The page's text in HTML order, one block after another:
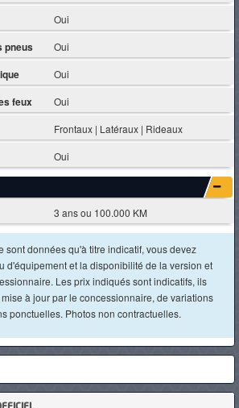
Oui
pneus Oui
Oui
feux Oui
Frontaux | Latéraux | Rideaux
Oui
3 ans ou 100.000 KM
sont données qu'à titre indicatif, vous devez
d'équipement et la disponibilité de la version et
Les prix indiqués sont indicatifs, ils
à jour par le concessionnaire, de variations
ponctuelles. Photos non contractuelles.